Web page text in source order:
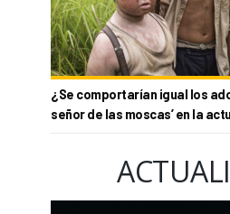
¿Se comportarían igual los
señor de las moscas’ en la